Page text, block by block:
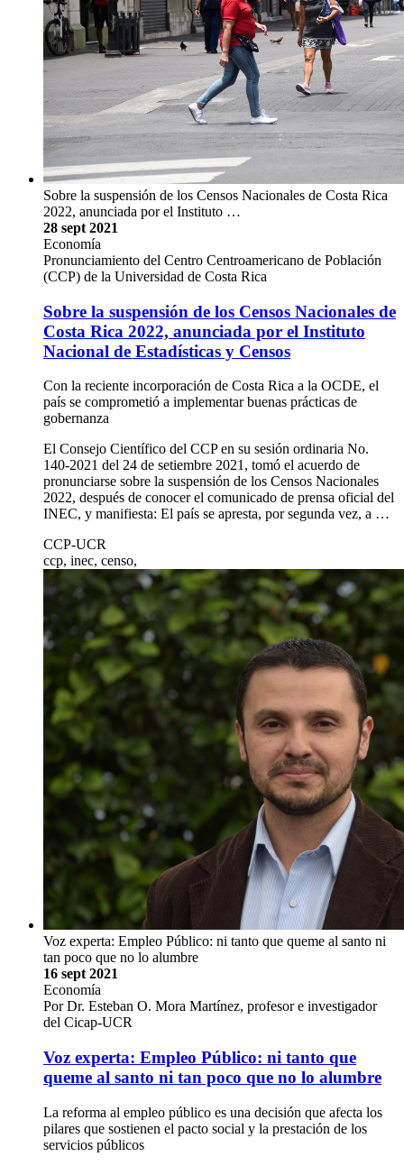
Sobre la suspensión de los Censos Nacionales de Costa Rica
2022, anunciada por el Instituto …
28 sept 2021
Economía
Pronunciamiento del Centro Centroamericano de Población
(CCP) de la Universidad de Costa Rica
Sobre la suspensión de los Censos Nacionales de
Costa Rica 2022, anunciada por el Instituto
Nacional de Estadísticas y Censos
Con la reciente incorporación de Costa Rica a la OCDE, el
país se comprometió a implementar buenas prácticas de
gobernanza
El Consejo Científico del CCP en su sesión ordinaria No.
140-2021 del 24 de setiembre 2021, tomó el acuerdo de
pronunciarse sobre la suspensión de los Censos Nacionales
2022, después de conocer el comunicado de prensa oficial del
INEC, y manifiesta: El país se apresta, por segunda vez, a …
CCP-UCR
ccp, inec, censo,
Voz experta: Empleo Público: ni tanto que queme al santo ni
tan poco que no lo alumbre
16 sept 2021
Economía
Por Dr. Esteban O. Mora Martínez, profesor e investigador
del Cicap-UCR
Voz experta: Empleo Público: ni tanto que
queme al santo ni tan poco que no lo alumbre
La reforma al empleo público es una decisión que afecta los
pilares que sostienen el pacto social y la prestación de los
servicios públicos